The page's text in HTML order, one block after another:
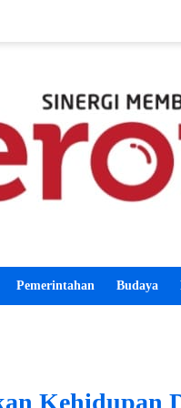
Pemerintahan Budaya
Kehidupan